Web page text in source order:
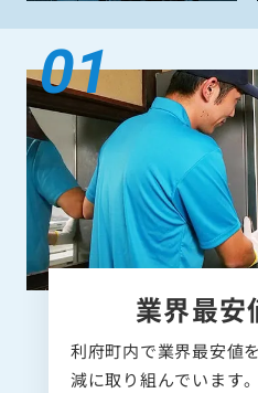
業界最安
利府町内で業界最安値
減に取り組んでいます